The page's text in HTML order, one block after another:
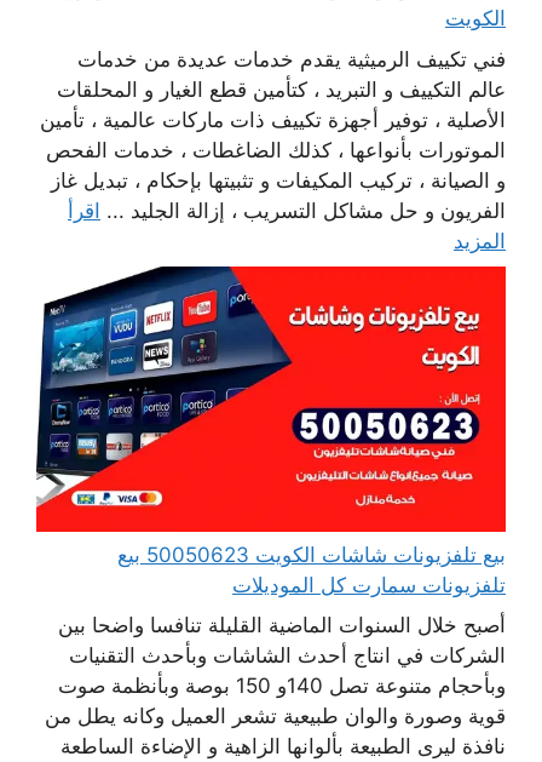
الكويت
فني تكييف الرميثية يقدم خدمات عديدة من خدمات
عالم التكييف و التبريد ، كتأمين قطع الغيار و المحلقات
الأصلية ، توفير أجهزة تكييف ذات ماركات عالمية ، تأمين
الموتورات بأنواعها ، كذلك الضاغطات ، خدمات الفحص
و الصيانة ، تركيب المكيفات و تثبيتها بإحكام ، تبديل غاز
الفريون و حل مشاكل التسريب ، إزالة الجليد ... اقرأ
المزيد
بيع تلفزيونات شاشات الكويت 50050623 بيع
تلفزيونات سمارت كل الموديلات
أصبح خلال السنوات الماضية القليلة تنافسا واضحا بين
الشركات في انتاج أحدث الشاشات وبأحدث التقنيات
وبأحجام متنوعة تصل 140و 150 بوصة وبأنظمة صوت
قوية وصورة والوان طبيعية تشعر العميل وكانه يطل من
نافذة ليرى الطبيعة بألوانها الزاهية و الإضاءة الساطعة